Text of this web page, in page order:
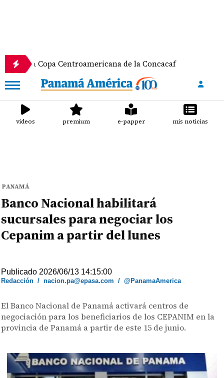
Centroamericana de la Concacaf
videos premium e-papper mis noticias
PANAMÁ
Banco Nacional habilitará
sucursales para negociar los
Cepanim a partir del lunes
Publicado 2026/06/13 14:15:00
Redacción /nacion.pa@epasa.com /@PanamaAmerica
El Banco Nacional de Panamá activará centros de
negociación para los beneficiarios de los CEPANIM en la
provincia de Panamá a partir de este 15 de junio.